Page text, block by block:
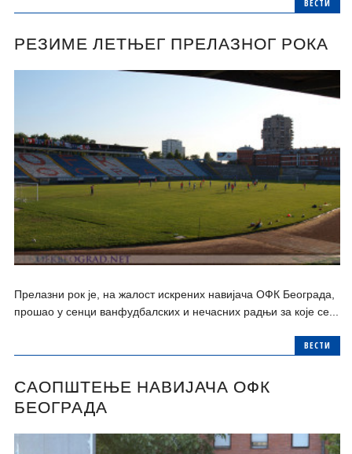
ВЕСТИ
РЕЗИМЕ ЛЕТЊЕГ ПРЕЛАЗНОГ РОКА
Прелазни рок је, на жалост искрених навијача ОФК Београда,
прошао у сенци ванфудбалских и нечасних радњи за које се...
ВЕСТИ
САОПШТЕЊЕ НАВИЈАЧА ОФК
БЕОГРАДА